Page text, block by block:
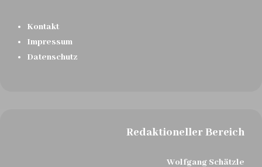
Kontakt
Impressum
Datenschutz
Redaktioneller Bereich
Wolfgang Schätzle